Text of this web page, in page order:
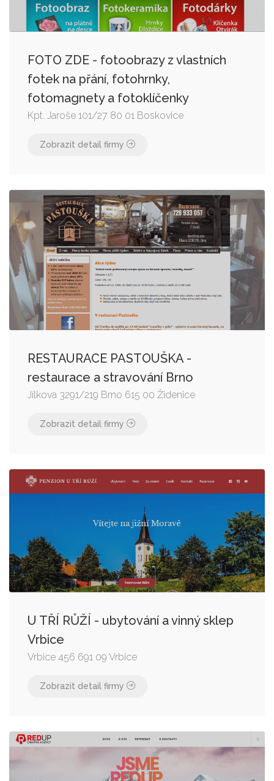
FOTO ZDE - fotoobrazy z vlastních
fotek na přání, fotohrnky,
fotomagnety a fotoklíčenky
Kpt. Jaroše 101/27 80 01 Boskovice
Zobrazit detail firmy
RESTAURACE PASTOUŠKA -
restaurace a stravování Brno
Jílkova 3291/219 Brno 615 00 Židenice
Zobrazit detail firmy
U TŘÍ RŮŽÍ - ubytování a vinný sklep
Vrbice
Vrbice 456 691 09 Vrbice
Zobrazit detail firmy